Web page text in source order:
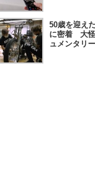
50歳を迎え
に密着 大怪
ュメンタリー